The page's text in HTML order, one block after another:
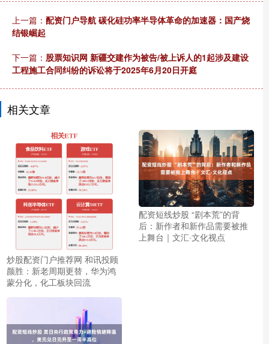
上一篇： 配资门户导航 碳化硅功率半导体革命的加速器：国产烧
结银崛起
下一篇： 股票知识网 新疆交建作为被告/被上诉人的1起涉及建设
工程施工合同纠纷的诉讼将于2025年6月20日开庭
相关文章
炒股配资门户推荐网 和讯投顾
颜胜：新老周期更替，华为鸿
蒙分化，化工板块回流
配资短线炒股 “剧本荒”的背
后：新作者和新作品需要被推
上舞台｜文汇·文化视点